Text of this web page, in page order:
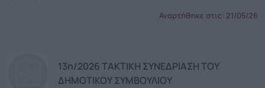
Αναρτήθηκε στις: 21/05/26
13η/2026 ΤΑΚΤΙΚΗ ΣΥΝΕΔΡΙΑΣΗ ΤΟΥ
ΔΗΜΟΤΙΚΟΥ ΣΥΜΒΟΥΛΙΟΥ